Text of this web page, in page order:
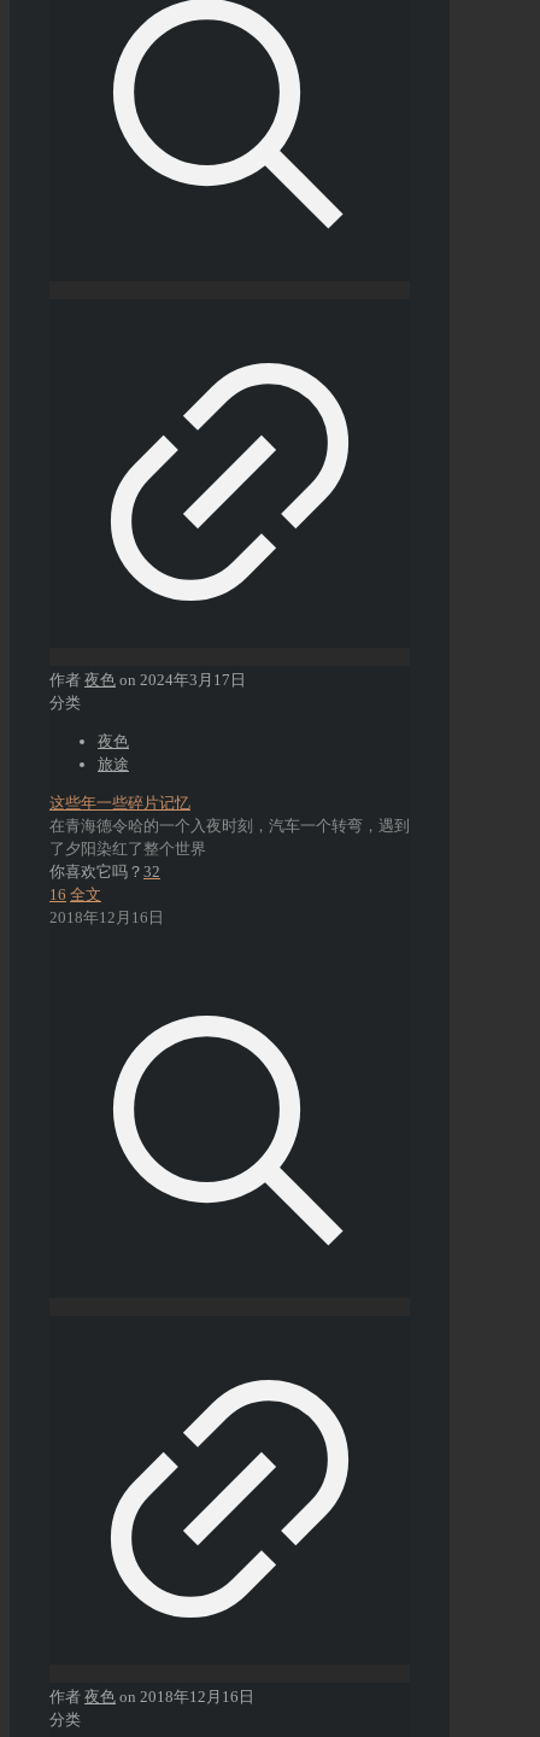
作者 夜色 on 2024年3月17日
分类
夜色
旅途
这些年一些碎片记忆
在青海德令哈的一个入夜时刻，汽车一个转弯，遇到
了夕阳染红了整个世界
你喜欢它吗？ 32
16 全文
2018年12月16日
作者 夜色 on 2018年12月16日
分类